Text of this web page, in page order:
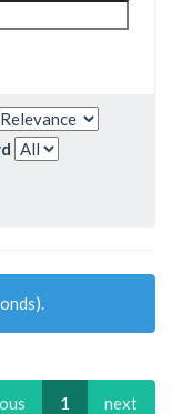
1 next